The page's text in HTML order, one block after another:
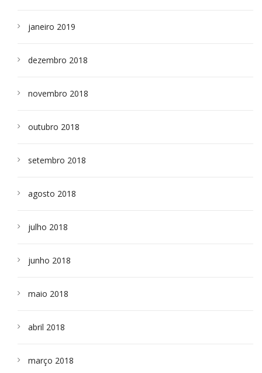
janeiro 2019
dezembro 2018
novembro 2018
outubro 2018
setembro 2018
agosto 2018
julho 2018
junho 2018
maio 2018
abril 2018
março 2018